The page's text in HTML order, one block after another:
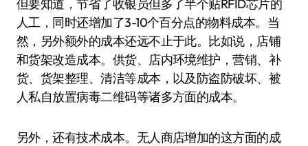
但要知道，节省了收银员但多了半个贴RFID芯片的
人工，同时还增加了3-10个百分点的物料成本。当
然，另外额外的成本还远不止于此。比如说，店铺
和货架改造成本。供货、店内环境维护，营销、补
货、货架整理、清洁等成本，以及防盗防破坏、被
人私自放置病毒二维码等诸多方面的成本。
另外，还有技术成本。无人商店增加的这方面的成